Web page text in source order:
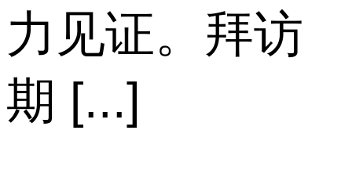
力见证。拜访
期 [...]